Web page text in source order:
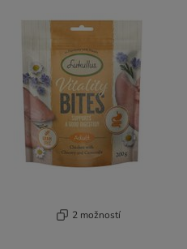
2 možností